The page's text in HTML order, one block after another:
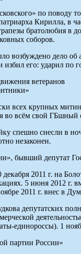
по поводу
Кирилла,
братолюбия
соборов.
возбуждено дело
его: ударил по
ветеранов
всех крупных
во всём свой
спешно снесли в
незаконен.
бывший депутат
2011 г. на
5 июня 2012
2011 г. внес в
депутатских
единороссы). 1
партии России»